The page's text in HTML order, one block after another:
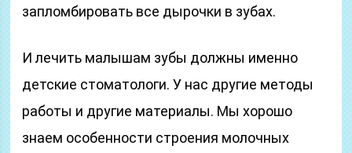
запломбировать все дырочки в зубах.
И лечить малышам зубы должны именно
детские стоматологи. У нас другие методы
работы и другие материалы. Мы хорошо
знаем особенности строения молочных